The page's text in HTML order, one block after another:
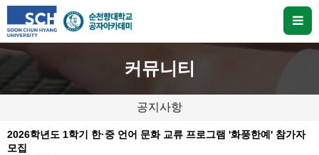
커뮤니티
공지사항
2026학년도 1학기 한·중 언어 문화 교류 프로그램 '화풍한예' 참가자
모집